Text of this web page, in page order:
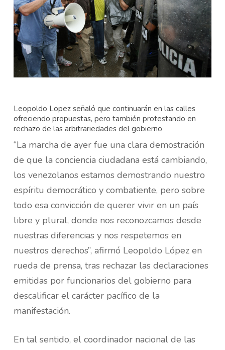
Leopoldo Lopez señaló que continuarán en las calles
ofreciendo propuestas, pero también protestando en
rechazo de las arbitrariedades del gobierno
“La marcha de ayer fue una clara demostración
de que la conciencia ciudadana está cambiando,
los venezolanos estamos demostrando nuestro
espíritu democrático y combatiente, pero sobre
todo esa convicción de querer vivir en un país
libre y plural, donde nos reconozcamos desde
nuestras diferencias y nos respetemos en
nuestros derechos”, afirmó Leopoldo López en
rueda de prensa, tras rechazar las declaraciones
emitidas por funcionarios del gobierno para
descalificar el carácter pacífico de la
manifestación.
En tal sentido, el coordinador nacional de las